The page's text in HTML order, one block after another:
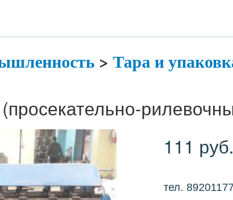
> Тара и
111 руб.
тел.